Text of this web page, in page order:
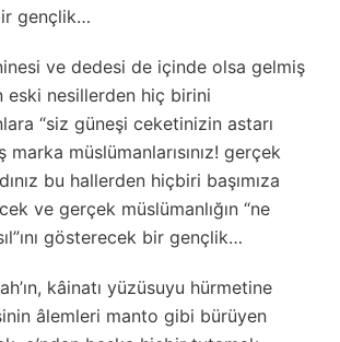
gençlik…
ve dedesi de içinde olsa gelmiş
eski nesillerden hiç birini
“siz güneşi ceketinizin astarı
müslümanlarısınız! gerçek
bu hallerden hiçbiri başımıza
ve gerçek müslümanlığın “ne
gösterecek bir gençlik…
kâinatı yüzüsuyu hürmetine
âlemleri manto gibi bürüyen